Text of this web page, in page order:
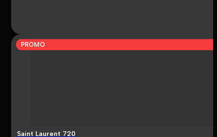
PROMO
Saint Laurent 720